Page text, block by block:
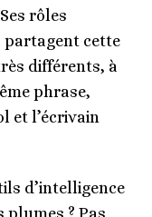
rôles
partagent cette
différents, à
phrase,
et l’écrivain
d’intelligence
? Pas